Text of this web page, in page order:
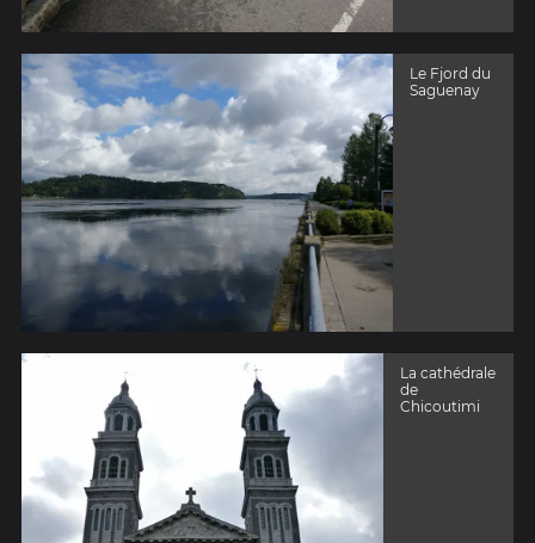
Le Fjord du
Saguenay
La cathédrale
de
Chicoutimi